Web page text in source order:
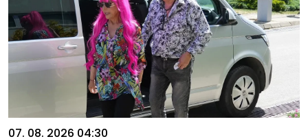
07. 08. 2026 04:30